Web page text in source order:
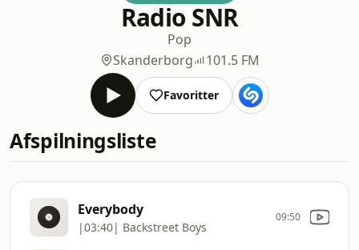
Radio SNR
Pop
Skanderborg
101.5 FM
Favoritter
Afspilningsliste
Everybody
|03:40| Backstreet Boys
09:50